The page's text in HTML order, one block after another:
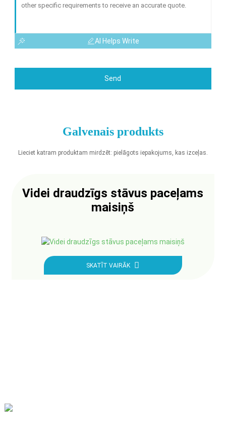
AI Helps Write
Send
Galvenais produkts
Lieciet katram produktam mirdzēt: pielāgots iepakojums, kas izceļas.
Videi draudzīgs stāvus paceļams
maisiņš
SKATĪT VAIRĀK